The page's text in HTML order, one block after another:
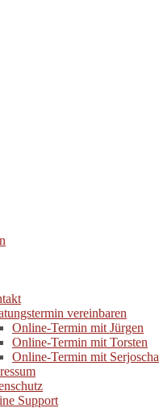
vereinbaren
Online-Termin mit Jürgen
Online-Termin mit Torsten
Online-Termin mit Serjoscha
Support